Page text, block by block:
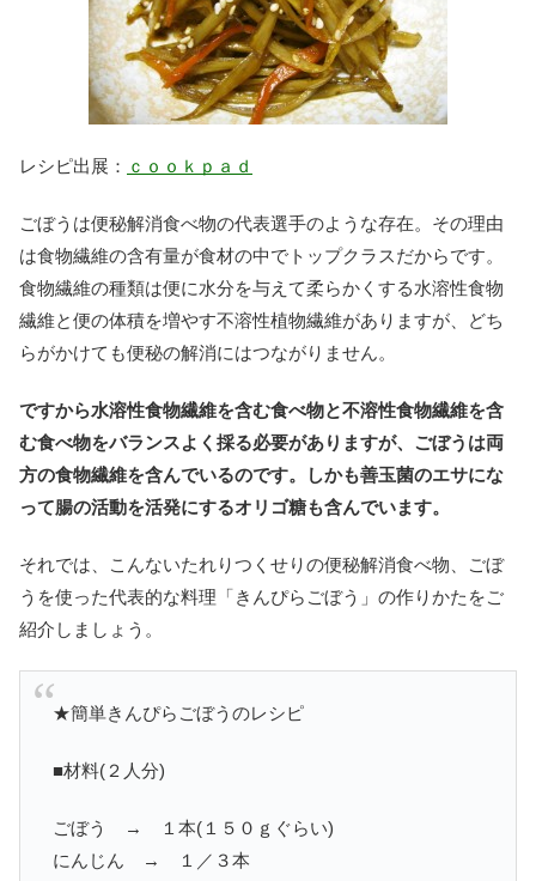
レシピ出展： ｃｏｏｋｐａｄ
ごぼうは便秘解消食べ物の代表選手のような存在。その理由
は食物繊維の含有量が食材の中でトップクラスだからです。
食物繊維の種類は便に水分を与えて柔らかくする水溶性食物
繊維と便の体積を増やす不溶性植物繊維がありますが、どち
らがかけても便秘の解消にはつながりません。
ですから水溶性食物繊維を含む食べ物と不溶性食物繊維を含
む食べ物をバランスよく採る必要がありますが、ごぼうは両
方の食物繊維を含んでいるのです。しかも善玉菌のエサにな
って腸の活動を活発にするオリゴ糖も含んでいます。
それでは、こんないたれりつくせりの便秘解消食べ物、ごぼ
うを使った代表的な料理「きんぴらごぼう」の作りかたをご
紹介しましょう。
★簡単きんぴらごぼうのレシピ
■材料(２人分)
ごぼう → １本(１５０ｇぐらい)
にんじん → １／３本